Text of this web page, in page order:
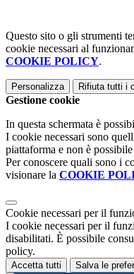
Questo sito o gli strumenti
cookie necessari al
COOKIE POLICY.
Personalizza Rifiuta tutti i
Gestione cookie
In questa schermata è
I cookie necessari sono
piattaforma e non è
Per conoscere quali sono i
visionare la COOKIE
Cookie necessari per il
I cookie necessari per il
disabilitati. È possibile
policy.
Accetta tutti Salva le